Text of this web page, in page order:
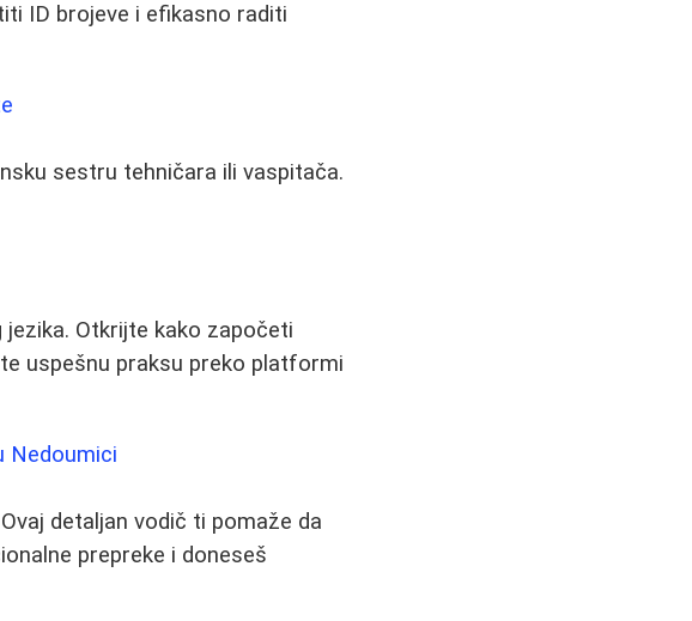
ID brojeve i efikasno raditi
sestru tehničara ili vaspitača.
jezika. Otkrijte kako započeti
uspešnu praksu preko platformi
Nedoumici
detaljan vodič ti pomaže da
prepreke i doneseš